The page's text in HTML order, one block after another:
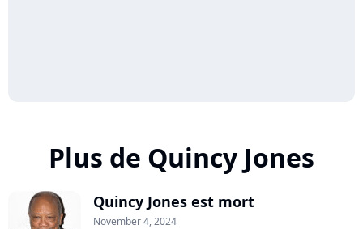
Plus de Quincy Jones
Quincy Jones est mort
November 4, 2024